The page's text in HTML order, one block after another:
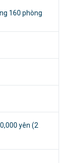
160 phòng
yên (2